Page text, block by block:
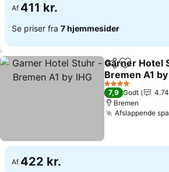
Af 411 kr.
Se priser fra 7 hjemmesider
Del Føj til
Garner Hotel
Bremen A1 by
Se priser
4 Stjerner
7,9 Godt
Bremen
Afslappende
Af 422 kr.